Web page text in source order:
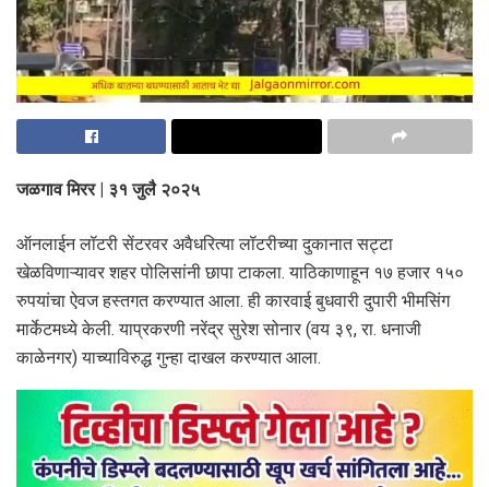
जळगाव मिरर | ३१ जुलै २०२५
ऑनलाईन लॉटरी सेंटरवर अवैधरित्या लॉटरीच्या दुकानात सट्टा
खेळविणाऱ्यावर शहर पोलिसांनी छापा टाकला. याठिकाणाहून १७ हजार १५०
रुपयांचा ऐवज हस्तगत करण्यात आला. ही कारवाई बुधवारी दुपारी भीमसिंग
मार्केटमध्ये केली. याप्रकरणी नरेंद्र सुरेश सोनार (वय ३९, रा. धनाजी
काळेनगर) याच्याविरुद्ध गुन्हा दाखल करण्यात आला.